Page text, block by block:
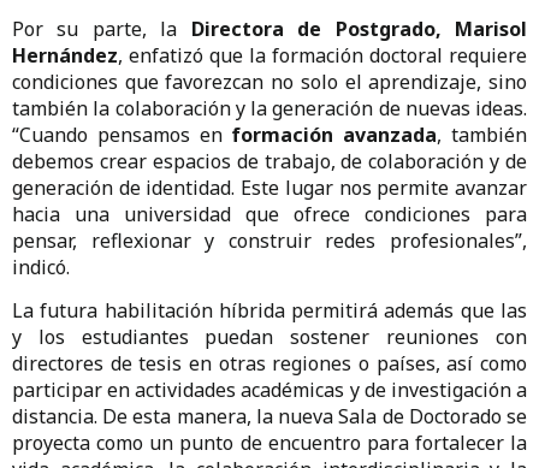
Por su parte, la Directora de Postgrado, Marisol
Hernández, enfatizó que la formación doctoral requiere
condiciones que favorezcan no solo el aprendizaje, sino
también la colaboración y la generación de nuevas ideas.
“Cuando pensamos en formación avanzada, también
debemos crear espacios de trabajo, de colaboración y de
generación de identidad. Este lugar nos permite avanzar
hacia una universidad que ofrece condiciones para
pensar, reflexionar y construir redes profesionales”,
indicó.
La futura habilitación híbrida permitirá además que las
y los estudiantes puedan sostener reuniones con
directores de tesis en otras regiones o países, así como
participar en actividades académicas y de investigación a
distancia. De esta manera, la nueva Sala de Doctorado se
proyecta como un punto de encuentro para fortalecer la